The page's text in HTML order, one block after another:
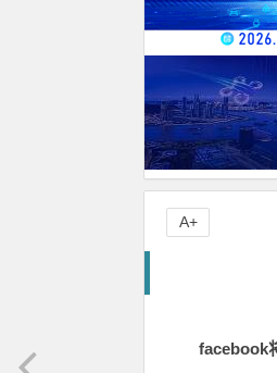
facebook
A+